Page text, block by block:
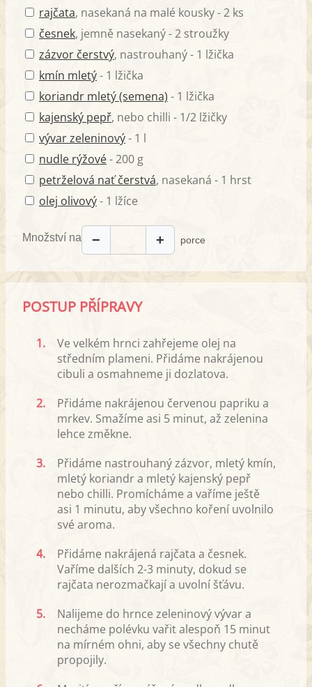
rajčata, nasekaná na malé kousky - 2 ks
česnek, jemně nasekaný - 2 stroužky
zázvor čerstvý, nastrouhaný - 1 lžička
kmín mletý- 1 lžička
koriandr mletý (semena) - 1 lžička
kajenský pepř, nebo chilli - 1/2 lžičky
vývar zeleninový- 1 l
nudle rýžové- 200 g
petrželová nať čerstvá, nasekaná - 1 hrst
olej olivový- 1 lžíce
Množství na − + porce
POSTUP PŘÍPRAVY
1.
Ve velkém hrnci zahřejeme olej na
středním plameni. Přidáme nakrájenou
cibuli a osmahneme ji dozlatova.
2.
Přidáme nakrájenou červenou papriku a
mrkev. Smažíme asi 5 minut, až zelenina
lehce změkne.
3.
Přidáme nastrouhaný zázvor, mletý kmín,
mletý koriandr a mletý kajenský pepř
nebo chilli. Promícháme a vaříme ještě
asi 1 minutu, aby všechno koření uvolnilo
své aroma.
4.
Přidáme nakrájená rajčata a česnek.
Vaříme dalších 2-3 minuty, dokud se
rajčata nerozmačkají a uvolní šťávu.
5.
Nalijeme do hrnce zeleninový vývar a
necháme polévku vařit alespoň 15 minut
na mírném ohni, aby se všechny chutě
propojily.